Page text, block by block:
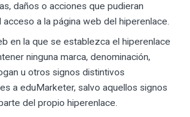
daños o acciones que pudieran
a la página web del hiperenlace.
en la que se establezca el hiperenlace
ninguna marca, denominación,
u otros signos distintivos
a eduMarketer, salvo aquellos signos
del propio hiperenlace.